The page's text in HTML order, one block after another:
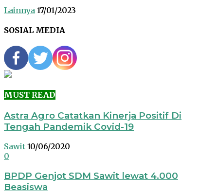
Lainnya 17/01/2023
SOSIAL MEDIA
MUST READ
Astra Agro Catatkan Kinerja Positif Di
Tengah Pandemik Covid-19
Sawit 10/06/2020
0
BPDP Genjot SDM Sawit lewat 4.000
Beasiswa